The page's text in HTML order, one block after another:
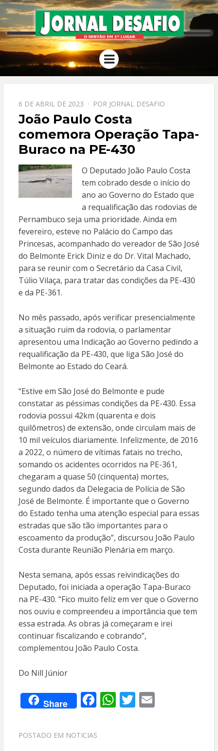
JORNAL
DESAFIO
O Sertão em 1º Lugar
Menu
PPOSTADO
EM
6 DE ABRIL DE 2023 POR JORNAL DESAFIO
João Paulo Costa
comemora Operação Tapa-
Buraco na PE-430
O Deputado João Paulo Costa
tem cobrado desde o início do
ano ao Governo do Estado que
a requalificação das rodovias de
Pernambuco seja uma prioridade. Ainda em
fevereiro, esteve no Palácio do Campo das
Princesas, acompanhado do vereador de São José
do Belmonte Erick Diniz e do Dr. Vital Machado,
para se reunir com o Secretário da Casa Civil,
Túlio Vilaça, para tratar das condições da PE-430
e da PE-361.
No mês passado, após verificar presencialmente
a situação ruim da rodovia, o parlamentar
apresentou uma Indicação ao Governo pedindo a
requalificação da PE-430, que liga São José do
Belmonte ao Estado do Ceará.
“Estive em São José do Belmonte e pude
constatar as péssimas condições da PE-430. Essa
rodovia possui 42km (quarenta e dois
quilômetros) de extensão, onde circulam mais de
10 mil veículos diariamente. Infelizmente, de 2016
a 2022, o número de vítimas fatais no trecho,
somando os acidentes ocorridos na PE-361,
chegaram a quase 50 (cinquenta) mortes,
segundo dados da Delegacia de Polícia de São
José de Belmonte. É importante que o Governo
do Estado tenha uma atenção especial para essas
estradas que são tão importantes para o
escoamento da produção”, discursou João Paulo
Costa durante Reunião Plenária em março.
Nesta semana, após essas reivindicações do
Deputado, foi iniciada a operação Tapa-Buraco
na PE-430. “Fico muito feliz em ver que o Governo
nos ouviu e compreendeu a importância que tem
essa estrada. As obras já começaram e irei
continuar fiscalizando e cobrando”,
complementou João Paulo Costa.
Do Nill Júnior
Share F
e
W T E
POSTADO EM NOTICIAS